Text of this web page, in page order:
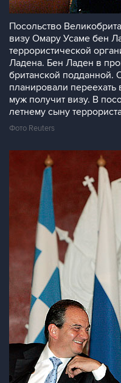
Посольство
визу Омару Усаме бен
террористической
Ладена. Бен Ладен в
британской подданной.
планировали переехать
муж получит визу. В
летнему сыну
Фото Reuters